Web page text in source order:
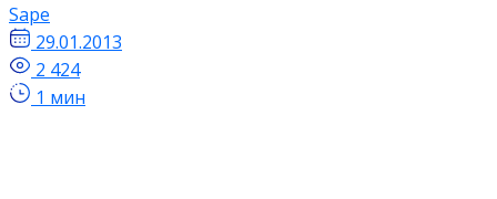
Sape
29.01.2013
2 424
1 мин